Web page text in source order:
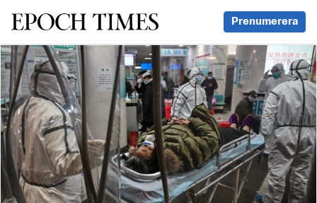
Svenska Epoch Times Prenumerera